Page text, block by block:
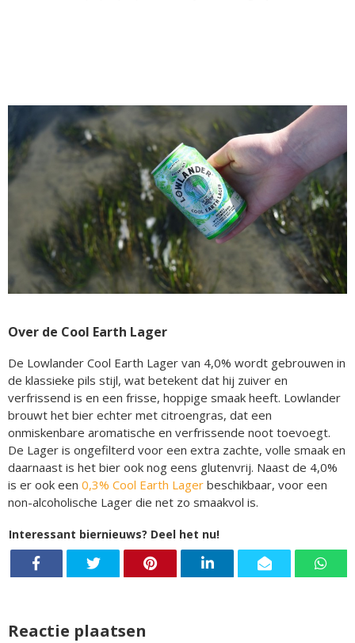
Over de Cool Earth Lager
De Lowlander Cool Earth Lager van 4,0% wordt gebrouwen in
de klassieke pils stijl, wat betekent dat hij zuiver en
verfrissend is en een frisse, hoppige smaak heeft. Lowlander
brouwt het bier echter met citroengras, dat een
onmiskenbare aromatische en verfrissende noot toevoegt.
De Lager is ongefilterd voor een extra zachte, volle smaak en
daarnaast is het bier ook nog eens glutenvrij. Naast de 4,0%
is er ook een 0,3% Cool Earth Lager beschikbaar, voor een
non-alcoholische Lager die net zo smaakvol is.
Interessant biernieuws? Deel het nu!
Reactie plaatsen